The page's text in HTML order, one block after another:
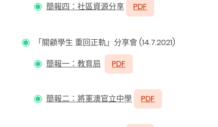
簡報四：社區資源分享 PDF
「關顧學生 重回正軌」分享會 (14.7.2021)
簡報一：教育局
PDF
簡報二：將軍澳官立中學 PDF